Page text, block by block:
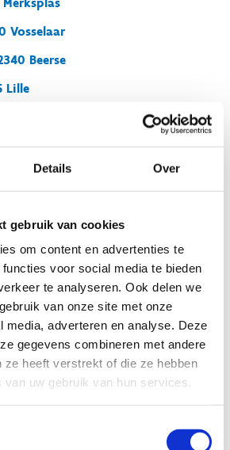
Details Over
gebruik van cookies
om content en advertenties te
voor social media te bieden
te analyseren. Ook delen we
van onze site met onze
media, adverteren en analyse. Deze
gegevens combineren met andere
ze heeft verstrekt of die ze hebben
uw gebruik van hun services.
Vosselaar
Beerse
Lille